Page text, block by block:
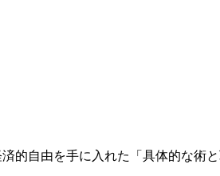
的自由を手に入れた「具体的な術